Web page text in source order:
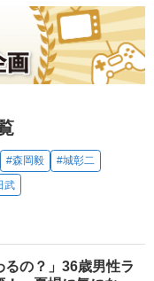
#森岡毅
#城彰二
武
るの？」36歳男性ラ